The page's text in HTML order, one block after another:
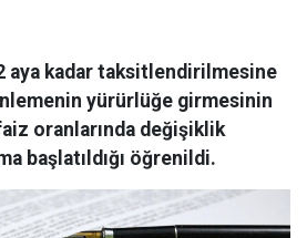
aya kadar taksitlendirilmesine
yürürlüğe girmesinin
oranlarında değişiklik
başlatıldığı öğrenildi.